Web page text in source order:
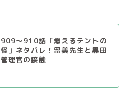
909～910話「燃えるテントの
怪」ネタバレ！留美先生と黒田
管理官の接触